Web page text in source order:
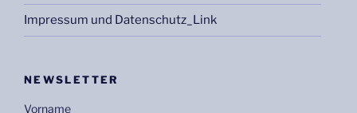
Impressum und Datenschutz_Link
NEWSLETTER
Vorname